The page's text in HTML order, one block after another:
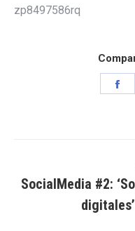
zp8497586rq
entre
entradas
SocialMedia #2: